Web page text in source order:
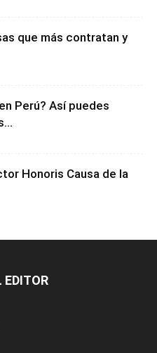
que más contratan y
Perú? Así puedes
Honoris Causa de la
EDITOR